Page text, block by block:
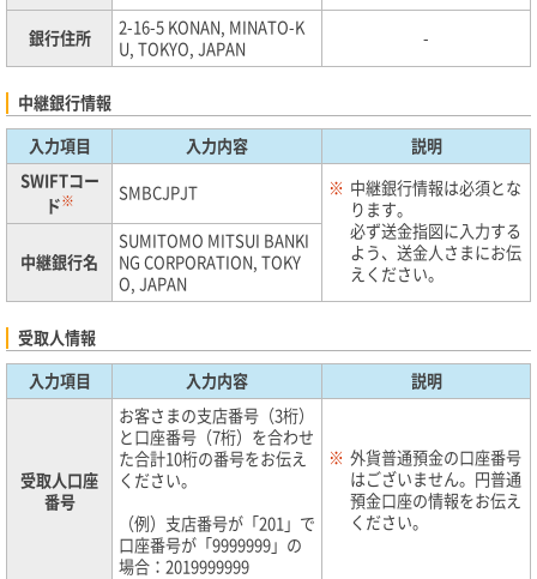
銀行住所
2-16-5 KONAN, MINATO-K
U, TOKYO, JAPAN
-
中継銀行情報
入力項目
入力内容
説明
SWIFTコー
ド※ SMBCJPJT ※ 中継銀行情報は必須とな
ります。
必ず送金指図に入力する
よう、送金人さまにお伝
えください。
中継銀行名
SUMITOMO MITSUI BANKI
NG CORPORATION, TOKY
O, JAPAN
受取人情報
入力項目
入力内容 説明
受取人口座
番号
お客さまの支店番号（3桁）
と口座番号（7桁）を合わせ
た合計10桁の番号をお伝え
ください。
（例）支店番号が「201」で
口座番号が「9999999」の
場合：2019999999
※ 外貨普通預金の口座番号
はございません。円普通
預金口座の情報をお伝え
ください。